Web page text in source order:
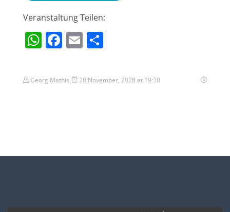
Veranstaltung Teilen:
WhatsApp
Facebook
Email
Georg Mathis 28 November, 2028 at 19:30